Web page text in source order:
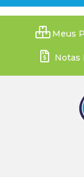
Meus
Notas